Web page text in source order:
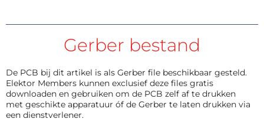
Gerber bestand
De PCB bij dit artikel is als Gerber file beschikbaar gesteld.
Elektor Members kunnen exclusief deze files gratis
downloaden en gebruiken om de PCB zelf af te drukken
met geschikte apparatuur óf de Gerber te laten drukken via
een dienstverlener.